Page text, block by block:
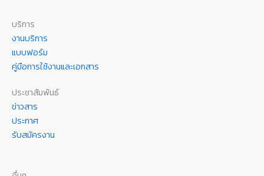
บริการ
งานบริการ
แบบฟอร์ม
คู่มือการใช้งานและเอกสาร
ประชาสัมพันธ์
ข่าวสาร
ประกาศ
รับสมัครงาน